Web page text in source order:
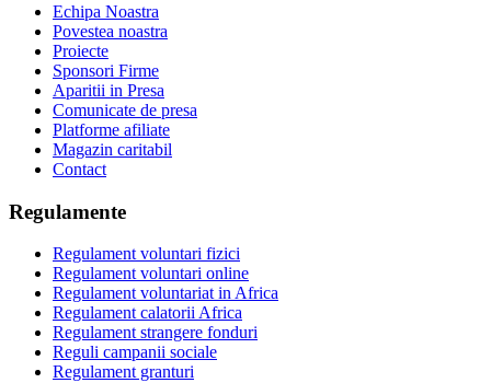
Echipa Noastra
Povestea noastra
Proiecte
Sponsori Firme
Aparitii in Presa
Comunicate de presa
Platforme afiliate
Magazin caritabil
Contact
Regulamente
Regulament voluntari fizici
Regulament voluntari online
Regulament voluntariat in Africa
Regulament calatorii Africa
Regulament strangere fonduri
Reguli campanii sociale
Regulament granturi